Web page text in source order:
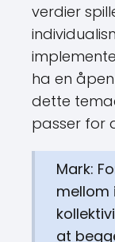
verdier
ha en
dette
passer for
Mark:
mellom
at